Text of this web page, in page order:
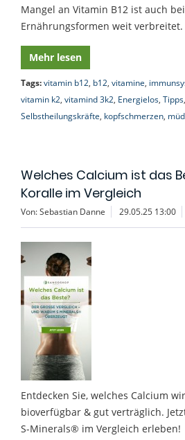
Mangel an Vitamin B12 ist auch
Ernährungsformen weit
Mehr lesen
Tags:vitamin b12, b12, vitamine,
vitamin k2, vitamind 3k2, Energielos, Tipps,
Selbstheilungskräfte, kopfschmerzen,
Welches Calcium ist das
Koralle im Vergleich
Von: Sebastian Danne 29.05.25 13:00
Entdecken Sie, welches Calcium
bioverfügbar & gut verträglich.
S-Minerals® im Vergleich erleben!